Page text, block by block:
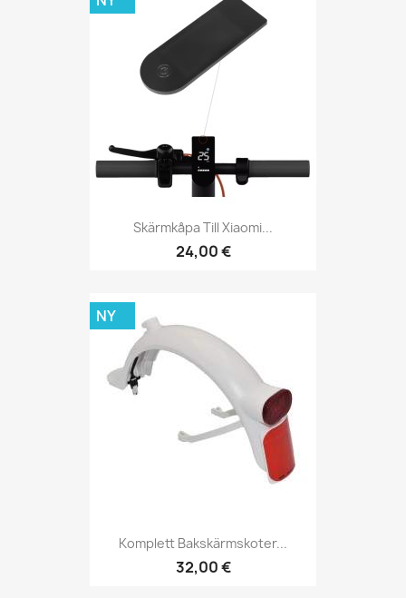
Skärmkåpa Till Xiaomi...
24,00 €
Komplett Bakskärmskoter...
32,00 €
NY